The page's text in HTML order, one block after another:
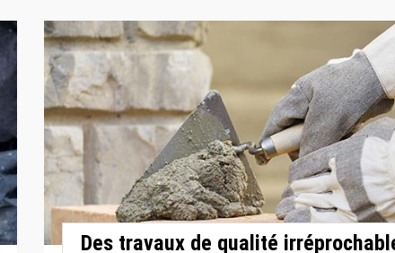
Des travaux de qualité